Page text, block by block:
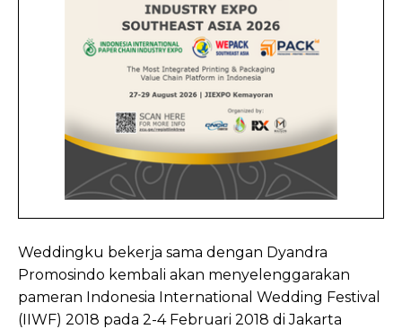
Weddingku bekerja sama dengan Dyandra
Promosindo kembali akan menyelenggarakan
pameran Indonesia International Wedding Festival
(IIWF) 2018 pada 2-4 Februari 2018 di Jakarta